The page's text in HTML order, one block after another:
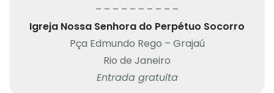
– – – – – – – – – –
Igreja Nossa Senhora do Perpétuo Socorro
Pça Edmundo Rego – Grajaú
Rio de Janeiro
Entrada gratuita